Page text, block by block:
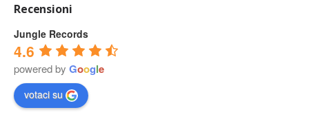
Recensioni
Jungle Records
4.6
powered by Google
votaci su